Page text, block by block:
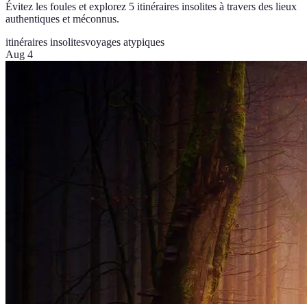
Évitez les foules et explorez 5 itinéraires insolites à travers des lieux
authentiques et méconnus.
itinéraires insolitesvoyages atypiques
Aug 4